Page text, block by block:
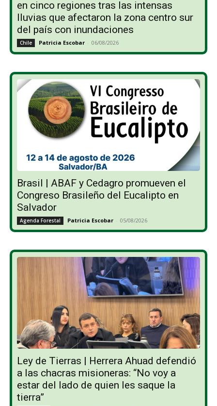
en cinco regiones tras las intensas
lluvias que afectaron la zona centro sur
del país con inundaciones
Chile Patricia Escobar - 06/08/2026
Brasil | ABAF y Cedagro promueven el
Congreso Brasileño del Eucalipto en
Salvador
Agenda Forestal Patricia Escobar - 05/08/2026
Ley de Tierras | Herrera Ahuad defendió
a las chacras misioneras: “No voy a
estar del lado de quien les saque la
tierra”